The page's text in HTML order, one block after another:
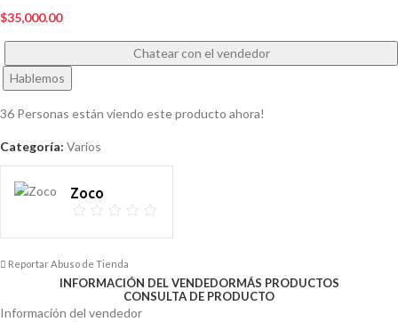
$35,000.00
Chatear con el vendedor
Hablemos
36 Personas están viendo este producto ahora!
Categoría: Varios
Zoco
Reportar Abuso de Tienda
INFORMACIÓN DEL VENDEDORMÁS PRODUCTOS
CONSULTA DE PRODUCTO
Información del vendedor